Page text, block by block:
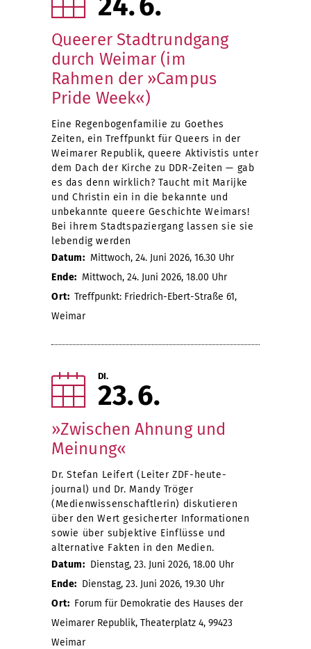
Queerer Stadtrundgang
durch Weimar (im
Rahmen der »Campus
Pride Week«)
Eine Regenbogenfamilie zu Goethes
Zeiten, ein Treffpunkt für Queers in der
Weimarer Republik, queere Aktivistis unter
dem Dach der Kirche zu DDR-Zeiten — gab
es das denn wirklich? Taucht mit Marijke
und Christin ein in die bekannte und
unbekannte queere Geschichte Weimars!
Bei ihrem Stadtspaziergang lassen sie sie
lebendig werden
Datum: Mittwoch, 24. Juni 2026, 16.30 Uhr
Ende: Mittwoch, 24. Juni 2026, 18.00 Uhr
Ort: Treffpunkt: Friedrich-Ebert-Straße 61,
Weimar
DI.
23 6
»Zwischen Ahnung und
Meinung«
Dr. Stefan Leifert (Leiter ZDF-heute-
journal) und Dr. Mandy Tröger
(Medienwissenschaftlerin) diskutieren
über den Wert gesicherter Informationen
sowie über subjektive Einflüsse und
alternative Fakten in den Medien.
Datum: Dienstag, 23. Juni 2026, 18.00 Uhr
Ende: Dienstag, 23. Juni 2026, 19.30 Uhr
Ort: Forum für Demokratie des Hauses der
Weimarer Republik, Theaterplatz 4, 99423
Weimar